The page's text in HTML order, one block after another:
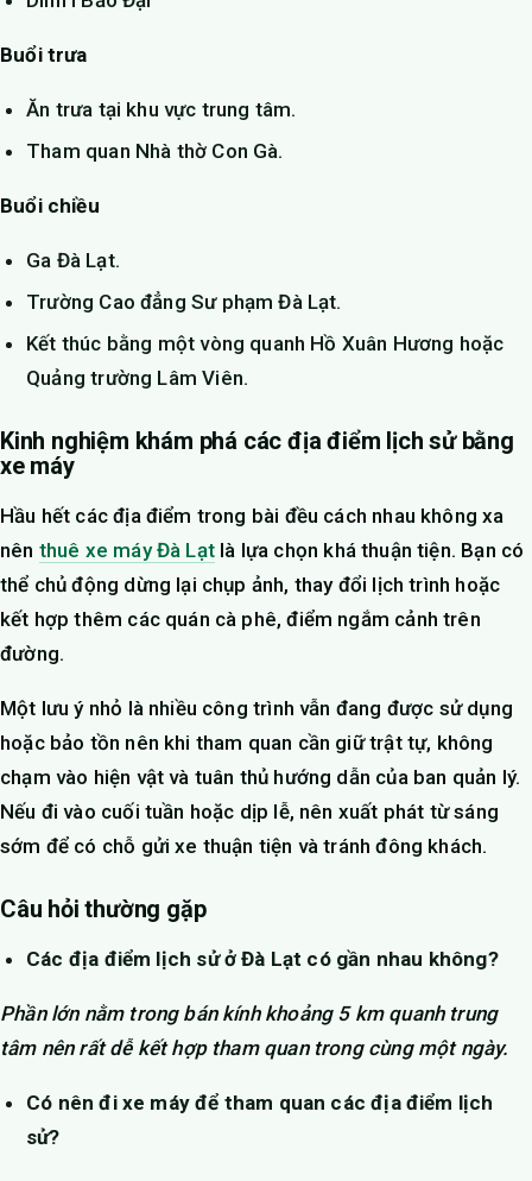
Buổi trưa
Ăn trưa tại khu vực trung tâm.
Tham quan Nhà thờ Con Gà.
Buổi chiều
Ga Đà Lạt.
Trường Cao đẳng Sư phạm Đà Lạt.
Kết thúc bằng một vòng quanh Hồ Xuân Hương hoặc
Quảng trường Lâm Viên.
Kinh nghiệm khám phá các địa điểm lịch sử bằng
xe máy
Hầu hết các địa điểm trong bài đều cách nhau không xa
nên thuê xe máy Đà Lạtlà lựa chọn khá thuận tiện. Bạn có
thể chủ động dừng lại chụp ảnh, thay đổi lịch trình hoặc
kết hợp thêm các quán cà phê, điểm ngắm cảnh trên
đường.
Một lưu ý nhỏ là nhiều công trình vẫn đang được sử dụng
hoặc bảo tồn nên khi tham quan cần giữ trật tự, không
chạm vào hiện vật và tuân thủ hướng dẫn của ban quản lý.
Nếu đi vào cuối tuần hoặc dịp lễ, nên xuất phát từ sáng
sớm để có chỗ gửi xe thuận tiện và tránh đông khách.
Câu hỏi thường gặp
Các địa điểm lịch sử ở Đà Lạt có gần nhau không?
Phần lớn nằm trong bán kính khoảng 5 km quanh trung
tâm nên rất dễ kết hợp tham quan trong cùng một ngày.
Có nên đi xe máy để tham quan các địa điểm lịch
sử?